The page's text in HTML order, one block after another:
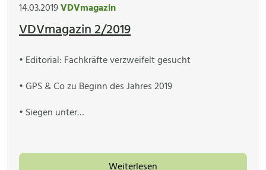
14.03.2019VDVmagazin
VDVmagazin 2/2019
• Editorial: Fachkräfte verzweifelt gesucht
• GPS & Co zu Beginn des Jahres 2019
• Siegen unter…